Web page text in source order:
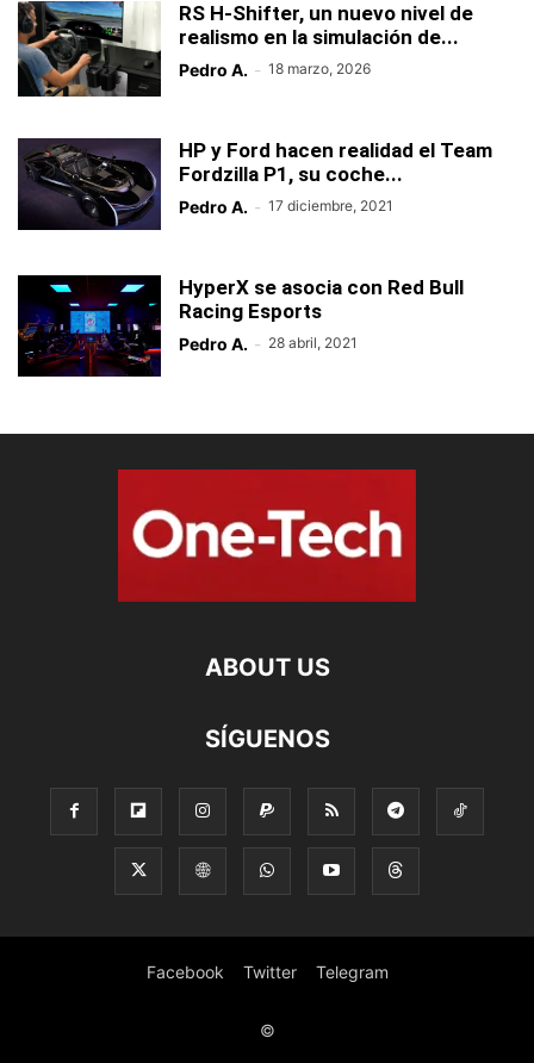
RS H-Shifter, un nuevo nivel de
realismo en la simulación de...
Pedro A. - 18 marzo, 2026
HP y Ford hacen realidad el Team
Fordzilla P1, su coche...
Pedro A. - 17 diciembre, 2021
HyperX se asocia con Red Bull
Racing Esports
Pedro A. - 28 abril, 2021
ABOUT US
SÍGUENOS
Facebook Twitter Telegram
©